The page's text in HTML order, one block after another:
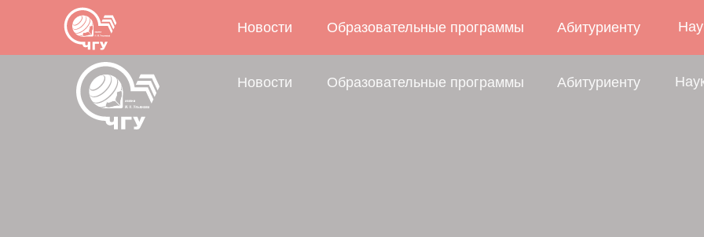
Новости Образовательные программы Абитуриенту
Новости Образовательные программы Абитуриенту